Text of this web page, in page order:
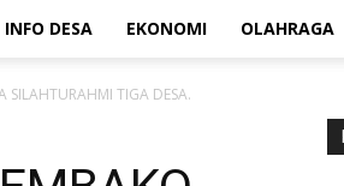
INFO DESA EKONOMI OLAHRAGA
SILAHTURAHMI TIGA DESA.